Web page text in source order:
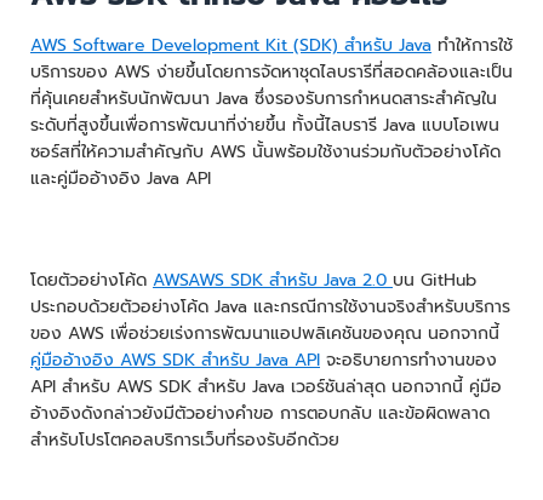
AWS Software Development Kit (SDK) สำหรับ Java ทำให้การใช้
บริการของ AWS ง่ายขึ้นโดยการจัดหาชุดไลบรารีที่สอดคล้องและเป็น
ที่คุ้นเคยสำหรับนักพัฒนา Java ซึ่งรองรับการกำหนดสาระสำคัญใน
ระดับที่สูงขึ้นเพื่อการพัฒนาที่ง่ายขึ้น ทั้งนี้ไลบรารี Java แบบโอเพน
ซอร์สที่ให้ความสำคัญกับ AWS นั้นพร้อมใช้งานร่วมกับตัวอย่างโค้ด
และคู่มืออ้างอิง Java API
โดยตัวอย่างโค้ด AWSAWS SDK สำหรับ Java 2.0 บน GitHub
ประกอบด้วยตัวอย่างโค้ด Java และกรณีการใช้งานจริงสำหรับบริการ
ของ AWS เพื่อช่วยเร่งการพัฒนาแอปพลิเคชันของคุณ นอกจากนี้
คู่มืออ้างอิง AWS SDK สำหรับ Java API จะอธิบายการทำงานของ
API สำหรับ AWS SDK สำหรับ Java เวอร์ชันล่าสุด นอกจากนี้ คู่มือ
อ้างอิงดังกล่าวยังมีตัวอย่างคำขอ การตอบกลับ และข้อผิดพลาด
สำหรับโปรโตคอลบริการเว็บที่รองรับอีกด้วย